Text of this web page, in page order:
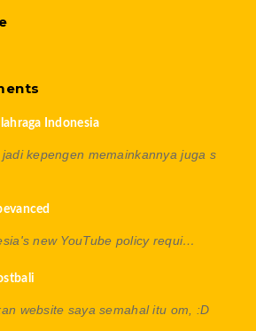
Indonesia
kepengen memainkannya juga s
new YouTube policy requi…
website saya semahal itu om, :D